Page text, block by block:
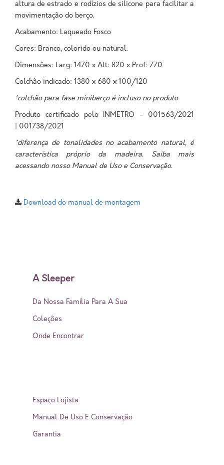
altura de estrado e rodízios de silicone para facilitar a
movimentação do berço.
Acabamento: Laqueado Fosco
Cores: Branco, colorido ou natural.
Dimensões: Larg: 1470 x Alt: 820 x Prof: 770
Colchão indicado: 1380 x 680 x 100/120
*colchão para fase miniberço é incluso no produto
Produto certificado pelo INMETRO - 001563/2021
| 001738/2021
*diferença de tonalidades no acabamento natural, é
característica próprio da madeira. Saiba mais
acessando nosso Manual de Uso e Conservação.
Download do manual de montagem
A Sleeper
Da Nossa Família Para A Sua
Coleções
Onde Encontrar
Espaço Lojista
Manual De Uso E Conservação
Garantia